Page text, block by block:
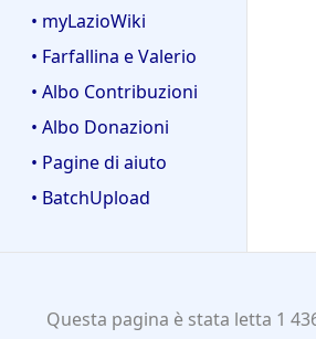
• myLazioWiki
• Farfallina e Valerio
• Albo Contribuzioni
• Albo Donazioni
• Pagine di aiuto
• BatchUpload
Questa pagina è stata letta 1